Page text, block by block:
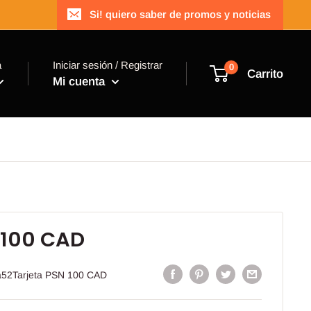
Si! quiero saber de promos y noticias
Iniciar sesión / Registrar
Mi cuenta
0 Carrito
CAD
PSN 100 CAD